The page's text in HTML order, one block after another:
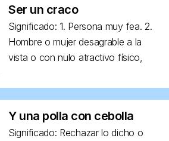
Ser un craco
Significado: 1. Persona muy fea. 2.
Hombre o mujer desagrable a la
vista o con nulo atractivo físico,
Y una polla con cebolla
Significado: Rechazar lo dicho o